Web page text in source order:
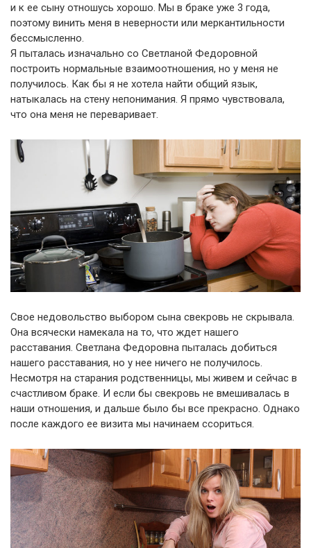
и к ее сыну отношусь хорошо. Мы в браке уже 3 года,
поэтому винить меня в неверности или меркантильности
бессмысленно.
Я пыталась изначально со Светланой Федоровной
построить нормальные взаимоотношения, но у меня не
получилось. Как бы я не хотела найти общий язык,
натыкалась на стену непонимания. Я прямо чувствовала,
что она меня не переваривает.
Свое недовольство выбором сына свекровь не скрывала.
Она всячески намекала на то, что ждет нашего
расставания. Светлана Федоровна пыталась добиться
нашего расставания, но у нее ничего не получилось.
Несмотря на старания родственницы, мы живем и сейчас в
счастливом браке. И если бы свекровь не вмешивалась в
наши отношения, и дальше было бы все прекрасно. Однако
после каждого ее визита мы начинаем ссориться.